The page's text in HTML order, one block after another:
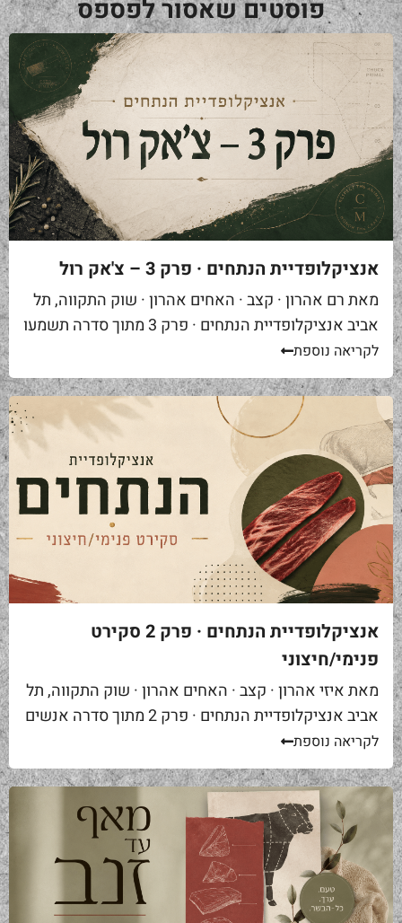
פוסטים שאסור לפספס
אנציקלופדיית הנתחים · פרק 3 – צ'אק רול
מאת רם אהרון · קצב · האחים אהרון · שוק התקווה, תל
אביב אנציקלופדיית הנתחים · פרק 3 מתוך סדרה תשמעו
סיפור. אתם באים לאחת ממסעדות הבשר הטובות...
לקריאה נוספת
אנציקלופדיית הנתחים · פרק 2 סקירט
פנימי/חיצוני
מאת איזי אהרון · קצב · האחים אהרון · שוק התקווה, תל
אביב אנציקלופדיית הנתחים · פרק 2 מתוך סדרה אנשים
באים אליי בקצביה ומבקשים "סקירט". שאלה ראשונה...
לקריאה נוספת